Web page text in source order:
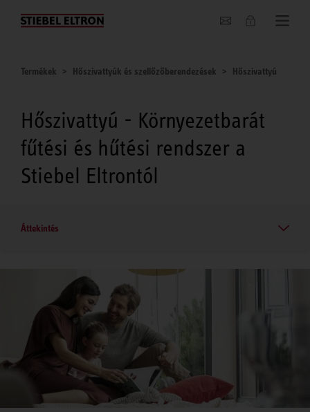
Hírek
Termékek Hőszivattyúk és szellőzőberendezések Hőszivattyú
Hőszivattyú - Környezetbarát
fűtési és hűtési rendszer a
Stiebel Eltrontól
Áttekintés